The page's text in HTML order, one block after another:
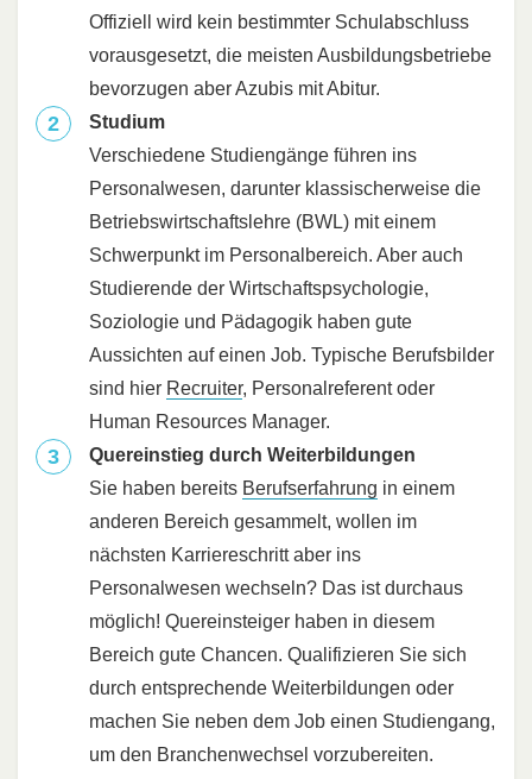
Offiziell wird kein bestimmter Schulabschluss
vorausgesetzt, die meisten Ausbildungsbetriebe
bevorzugen aber Azubis mit Abitur.
Studium
Verschiedene Studiengänge führen ins
Personalwesen, darunter klassischerweise die
Betriebswirtschaftslehre (BWL) mit einem
Schwerpunkt im Personalbereich. Aber auch
Studierende der Wirtschaftspsychologie,
Soziologie und Pädagogik haben gute
Aussichten auf einen Job. Typische Berufsbilder
sind hier Recruiter, Personalreferent oder
Human Resources Manager.
Quereinstieg durch Weiterbildungen
Sie haben bereits Berufserfahrung in einem
anderen Bereich gesammelt, wollen im
nächsten Karriereschritt aber ins
Personalwesen wechseln? Das ist durchaus
möglich! Quereinsteiger haben in diesem
Bereich gute Chancen. Qualifizieren Sie sich
durch entsprechende Weiterbildungen oder
machen Sie neben dem Job einen Studiengang,
um den Branchenwechsel vorzubereiten.